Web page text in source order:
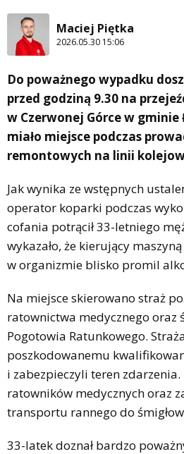
Maciej Piętka
2026.05.30 15:06
Do poważnego wypadku
przed godziną 9.30 na
w Czerwonej Górce w gminie
miało miejsce podczas
remontowych na linii
Jak wynika ze wstępnych
operator koparki podczas
cofania potrącił 33-letniego
wykazało, że kierujący
w organizmie blisko promil
Na miejsce skierowano straż
ratownictwa medycznego oraz
Pogotowia Ratunkowego.
poszkodowanemu
i zabezpieczyli teren
ratowników medycznych oraz
transportu rannego do
33-latek doznał bardzo